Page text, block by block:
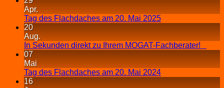
Apr.
Tag des Flachdaches am 20. Mai 2025
20
Aug.
In Sekunden direkt zu Ihrem MOGAT-Fachberater!
07
Mai
Tag des Flachdaches am 20. Mai 2024
16